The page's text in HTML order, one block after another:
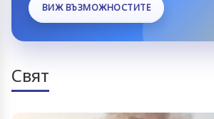
ВИЖ ВЪЗМОЖНОСТИТЕ
Свят